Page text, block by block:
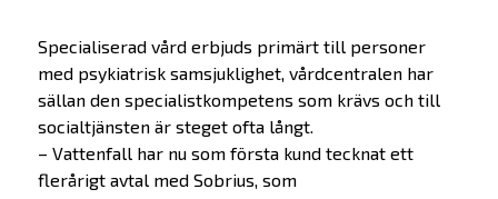
Specialiserad vård erbjuds primärt till personer
med psykiatrisk samsjuklighet, vårdcentralen har
sällan den specialistkompetens som krävs och till
socialtjänsten är steget ofta långt.
– Vattenfall har nu som första kund tecknat ett
flerårigt avtal med Sobrius, som